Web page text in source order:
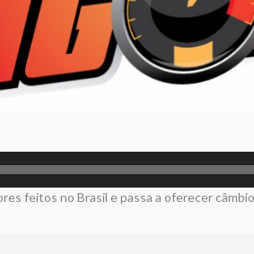
feitos no Brasil e passa a oferecer